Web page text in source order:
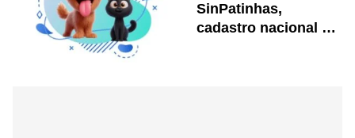
SinPatinhas,
cadastro nacional de